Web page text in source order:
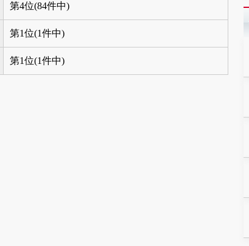
第4位(84件中)
第1位(1件中)
第1位(1件中)